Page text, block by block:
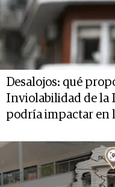
Desalojos: qué
Inviolabilidad de la
podría impactar en